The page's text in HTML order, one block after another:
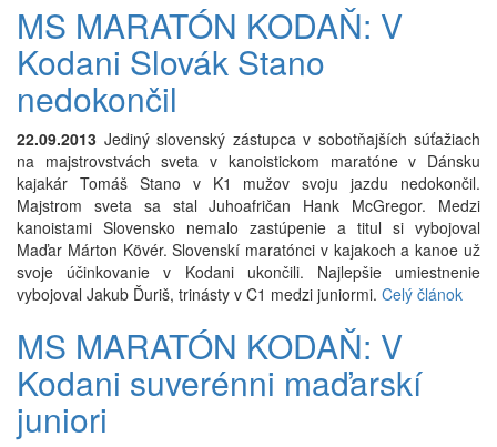
MS MARATÓN KODAŇ: V
Kodani Slovák Stano
nedokončil
22.09.2013 Jediný slovenský zástupca v sobotňajších súťažiach
na majstrovstvách sveta v kanoistickom maratóne v Dánsku
kajakár Tomáš Stano v K1 mužov svoju jazdu nedokončil.
Majstrom sveta sa stal Juhoafričan Hank McGregor. Medzi
kanoistami Slovensko nemalo zastúpenie a titul si vybojoval
Maďar Márton Kövér. Slovenskí maratónci v kajakoch a kanoe už
svoje účinkovanie v Kodani ukončili. Najlepšie umiestnenie
vybojoval Jakub Ďuriš, trinásty v C1 medzi juniormi. Celý článok
MS MARATÓN KODAŇ: V
Kodani suverénni maďarskí
juniori